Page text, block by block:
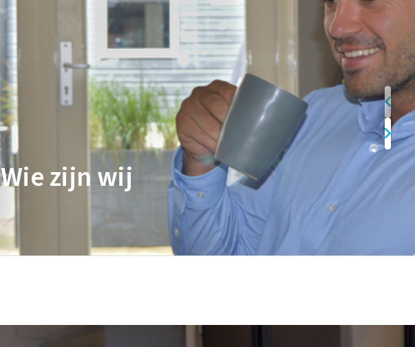
Huiswerkbegeleiding
Aardrijkskunde
Bedrijfseconomie
Biologie
Duits
Economie
Engels
Frans
Geschiedenis
Grieks
Latijn
Maatschappijleer
Natuurkunde
Nederlands
Scheikunde
Wiskunde
Mbo/hbo
Taaltoets | Pabo
Wie zijn wij